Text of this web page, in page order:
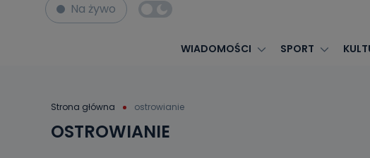
Na żywo
WIADOMOŚCI SPORT
Strona główna ostrowianie
OSTROWIANIE